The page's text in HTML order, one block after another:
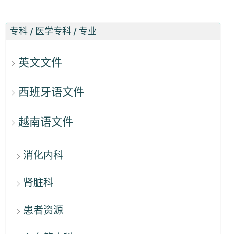
专科 / 医学专科 / 专业
英文文件
西班牙语文件
越南语文件
消化内科
肾脏科
患者资源